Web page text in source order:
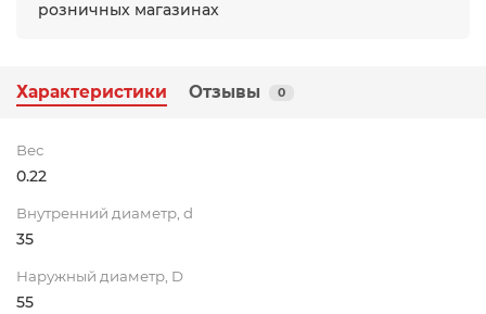
розничных магазинах
Характеристики Отзывы 0
Вес
0.22
Внутренний диаметр, d
35
Наружный диаметр, D
55